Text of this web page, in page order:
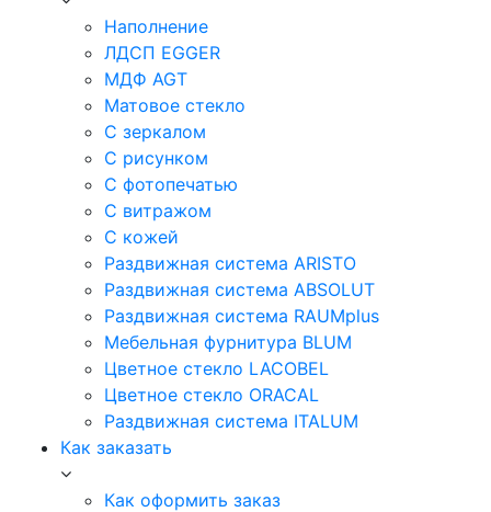
Наполнение
ЛДСП EGGER
МДФ AGT
Матовое стекло
С зеркалом
С рисунком
С фотопечатью
С витражом
С кожей
Раздвижная система ARISTO
Раздвижная система ABSOLUT
Раздвижная система RAUMplus
Мебельная фурнитура BLUM
Цветное стекло LACOBEL
Цветное стекло ORACAL
Раздвижная система ITALUM
Как заказать
Как оформить заказ